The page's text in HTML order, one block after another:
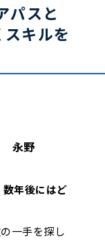
パスと
キルを
永野
数年後にはど
一手を探し